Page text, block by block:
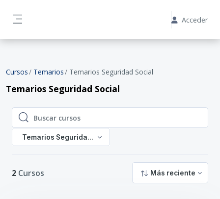
Acceder
¡Pregúntale a OpY!
Cursos Temarios Temarios Seguridad Social
Temarios Seguridad Social
Buscar cursos
Buscar cursos
Temarios Seguridad Social
2 Cursos Más reciente